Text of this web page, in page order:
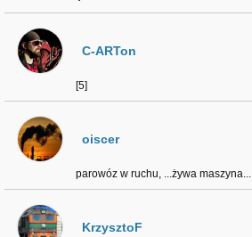
C-ARTon
[5]
oiscer
parowóz w ruchu, ...żywa maszyna...
KrzysztoF